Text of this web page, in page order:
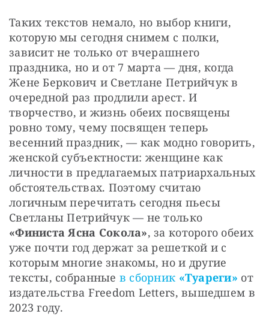
Таких текстов немало, но выбор книги,
которую мы сегодня снимем с полки,
зависит не только от вчерашнего
праздника, но и от 7 марта — дня, когда
Жене Беркович и Светлане Петрийчук в
очередной раз продлили арест. И
творчество, и жизнь обеих посвящены
ровно тому, чему посвящен теперь
весенний праздник, — как модно говорить,
женской субъектности: женщине как
личности в предлагаемых патриархальных
обстоятельствах. Поэтому считаю
логичным перечитать сегодня пьесы
«Финиста Ясна Сокола», за которого обеих
уже почти год держат за решеткой и с
которым многие знакомы, но и другие
тексты, собранные в сборник «Туареги» от
издательства Freedom Letters, вышедшем в
2023 году.